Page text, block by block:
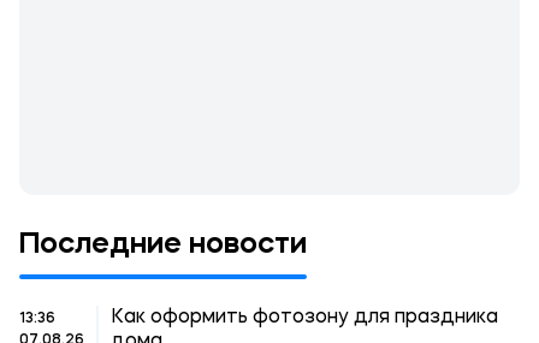
Последние новости
13:36
Как оформить фотозону для праздника